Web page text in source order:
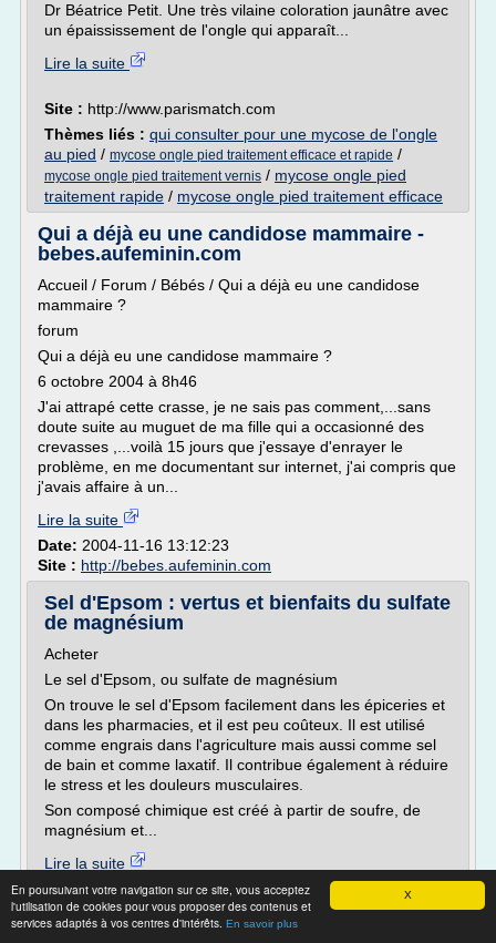
X
En poursuivant votre navigation sur ce site, vous acceptez
l'utilisation de cookies pour vous proposer des contenus et
services adaptés à vos centres d'intérêts. En savoir plus
Dr Béatrice Petit. Une très vilaine ­coloration jaunâtre avec
un épaississement de l'ongle qui apparaît...
Lire la suite
Site : http://www.parismatch.com
Thèmes liés : qui consulter pour une mycose de l'ongle
au pied / mycose ongle pied traitement efficace et rapide /
mycose ongle pied traitement vernis / mycose ongle pied
traitement rapide / mycose ongle pied traitement efficace
Qui a déjà eu une candidose mammaire -
bebes.aufeminin.com
Accueil / Forum / Bébés / Qui a déjà eu une candidose
mammaire ?
forum
Qui a déjà eu une candidose mammaire ?
6 octobre 2004 à 8h46
J'ai attrapé cette crasse, je ne sais pas comment,...sans
doute suite au muguet de ma fille qui a occasionné des
crevasses ,...voilà 15 jours que j'essaye d'enrayer le
problème, en me documentant sur internet, j'ai compris que
j'avais affaire à un...
Lire la suite
Date: 2004-11-16 13:12:23
Site : http://bebes.aufeminin.com
Sel d'Epsom : vertus et bienfaits du sulfate
de magnésium
Acheter
Le sel d'Epsom, ou sulfate de magnésium
On trouve le sel d'Epsom facilement dans les épiceries et
dans les pharmacies, et il est peu coûteux. Il est utilisé
comme engrais dans l'agriculture mais aussi comme sel
de bain et comme laxatif. Il contribue également à réduire
le stress et les douleurs musculaires.
Son composé chimique est créé à partir de soufre, de
magnésium et...
Lire la suite
Site :http://www.selepsom.fr
Thèmes liés :
mycose de l'ongle du pied traitement